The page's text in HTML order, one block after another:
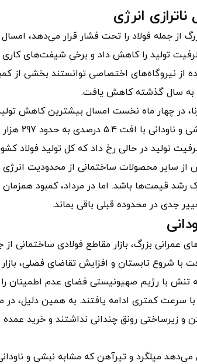
انرژی
از جمله فولاد را تحت فشار قرار می‌دهد،
تولید را کاهش داد و برخی شیفت‌های
از نیروگاه‌های اختصاصی توانستند بخشی از
به سال گذشته کاهش یافت.
در چهار ماه نخست امسال بیشترین کاهش
و ناودانی
از سایر محصولات ساختمانی از محدودیت
قیمت‌ها باشد. اما در مرداد، کمبود
جدی در محدوده قبلی باقی بماند.
بزرگ، بازار مقاطع فولادی ساختمانی از
با شروع تابستان و افزایش تقاضای فصلی،
تنش با رژیم صهیونیستی فضای عدم اطمینان
سرعت کمتری ادامه یافتند. به همین دلیل، در
زیرساختی رونق چندانی نداشتند و خرید
می‌دهد میلگرد و تیرآهن که مشابه نبشی و